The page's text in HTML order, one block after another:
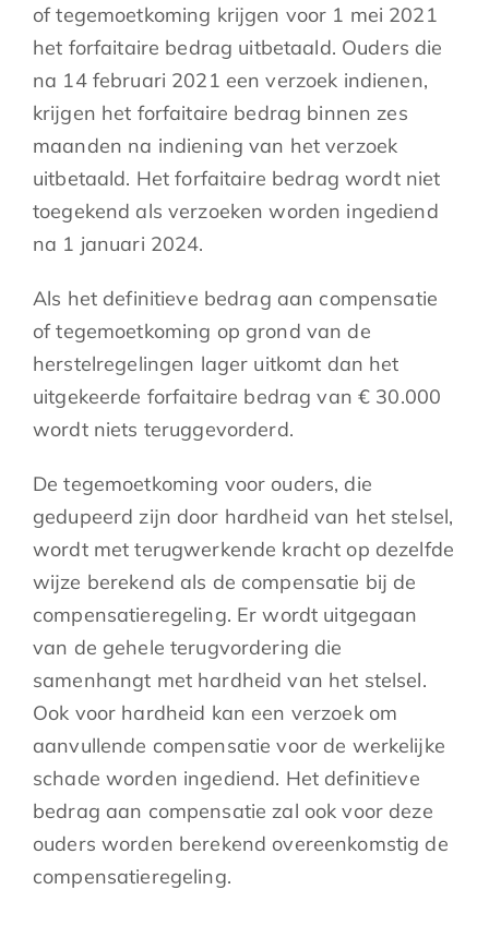
of tegemoetkoming krijgen voor 1 mei 2021
het forfaitaire bedrag uitbetaald. Ouders die
na 14 februari 2021 een verzoek indienen,
krijgen het forfaitaire bedrag binnen zes
maanden na indiening van het verzoek
uitbetaald. Het forfaitaire bedrag wordt niet
toegekend als verzoeken worden ingediend
na 1 januari 2024.
Als het definitieve bedrag aan compensatie
of tegemoetkoming op grond van de
herstelregelingen lager uitkomt dan het
uitgekeerde forfaitaire bedrag van € 30.000
wordt niets teruggevorderd.
De tegemoetkoming voor ouders, die
gedupeerd zijn door hardheid van het stelsel,
wordt met terugwerkende kracht op dezelfde
wijze berekend als de compensatie bij de
compensatieregeling. Er wordt uitgegaan
van de gehele terugvordering die
samenhangt met hardheid van het stelsel.
Ook voor hardheid kan een verzoek om
aanvullende compensatie voor de werkelijke
schade worden ingediend. Het definitieve
bedrag aan compensatie zal ook voor deze
ouders worden berekend overeenkomstig de
compensatieregeling.